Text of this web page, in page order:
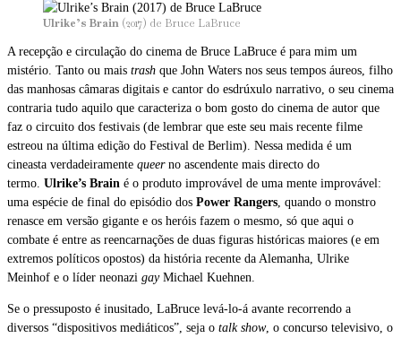
Ulrike’s Brain (2017) de Bruce LaBruce
A recepção e circulação do cinema de Bruce LaBruce é para mim um
mistério. Tanto ou mais trash que John Waters nos seus tempos áureos, filho
das manhosas câmaras digitais e cantor do esdrúxulo narrativo, o seu cinema
contraria tudo aquilo que caracteriza o bom gosto do cinema de autor que
faz o circuito dos festivais (de lembrar que este seu mais recente filme
estreou na última edição do Festival de Berlim). Nessa medida é um
cineasta verdadeiramente queerno ascendente mais directo do
termo. Ulrike’s Brain é o produto improvável de uma mente improvável:
uma espécie de final do episódio dos Power Rangers , quando o monstro
renasce em versão gigante e os heróis fazem o mesmo, só que aqui o
combate é entre as reencarnações de duas figuras históricas maiores (e em
extremos políticos opostos) da história recente da Alemanha, Ulrike
Meinhof e o líder neonazi gayMichael Kuehnen.
Se o pressuposto é inusitado, LaBruce levá-lo-á avante recorrendo a
diversos “dispositivos mediáticos”, seja o talk show, o concurso televisivo, o